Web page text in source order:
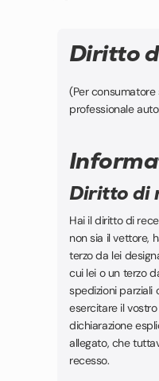
Diritto
(Per
professionale
Diritto di
Hai il diritto di
non sia il vettore,
terzo da lei
cui lei o un terzo
spedizioni parziali
esercitare il
dichiarazione
allegato, che
recesso.